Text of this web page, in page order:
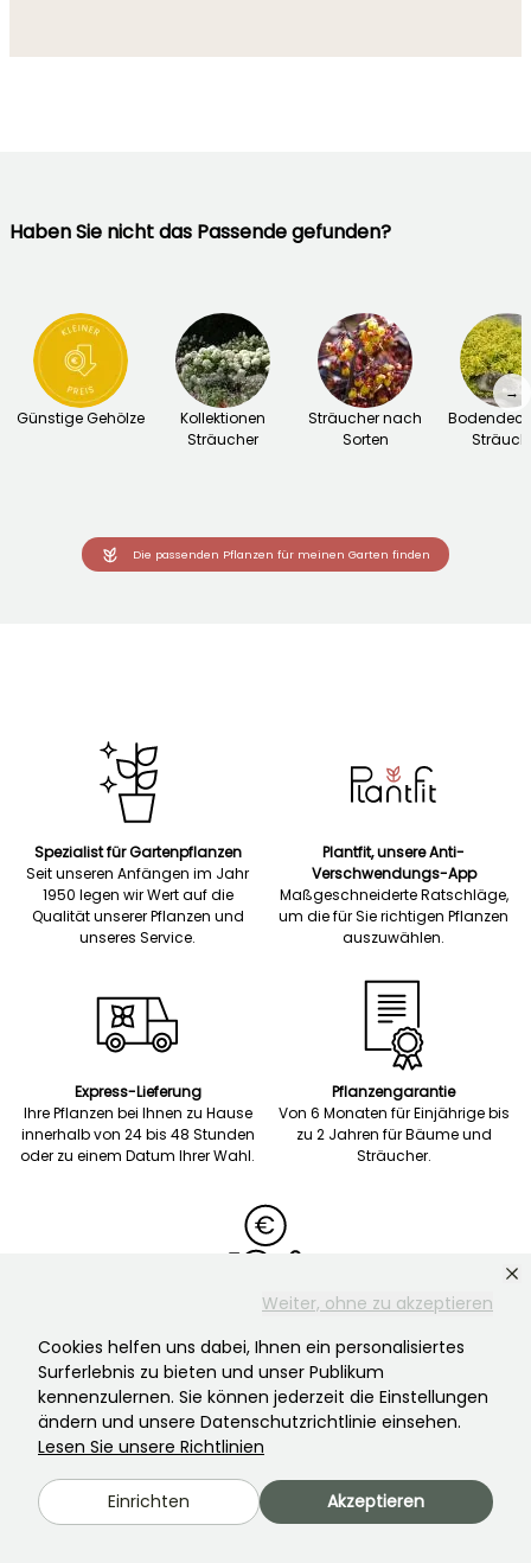
Weiter, ohne zu akzeptieren
Cookies helfen uns dabei, Ihnen ein personalisiertes
Surferlebnis zu bieten und unser Publikum
kennenzulernen. Sie können jederzeit die Einstellungen
ändern und unsere Datenschutzrichtlinie einsehen.
Lesen Sie unsere Richtlinien
Einrichten Akzeptieren
Haben Sie nicht das Passende gefunden?
Günstige Gehölze
Kollektionen
Sträucher
Sträucher nach
Sorten
→
Die passenden Pflanzen für meinen Garten finden
Spezialist für Gartenpflanzen
Seit unseren Anfängen im Jahr
1950 legen wir Wert auf die
Qualität unserer Pflanzen und
unseres Service.
Plantfit, unsere Anti-
Verschwendungs-App
Maßgeschneiderte Ratschläge,
um die für Sie richtigen Pflanzen
auszuwählen.
Express-Lieferung
Ihre Pflanzen bei Ihnen zu Hause
innerhalb von 24 bis 48 Stunden
oder zu einem Datum Ihrer Wahl.
Pflanzengarantie
Von 6 Monaten für Einjährige bis
zu 2 Jahren für Bäume und
Sträucher.
Sichere Zahlung
gebührenfrei ab 120 Euro.